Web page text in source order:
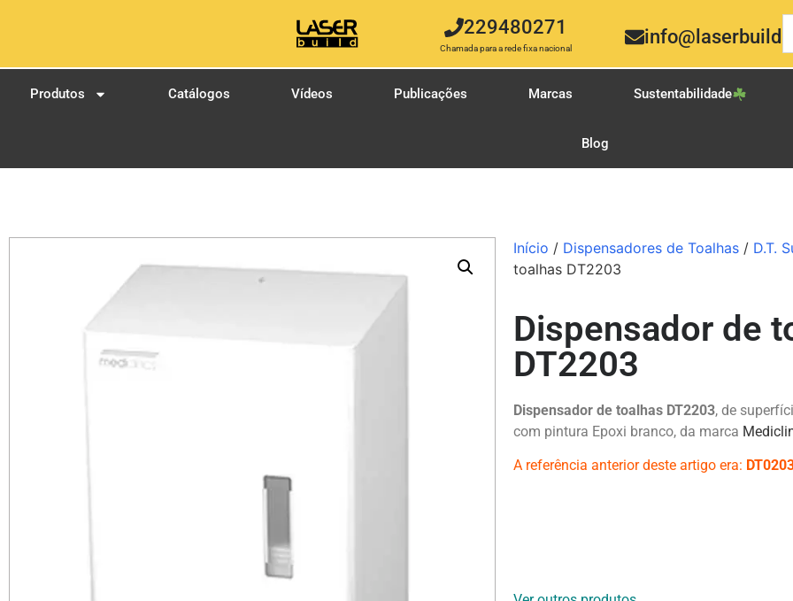
229480271
Chamada para a rede fixa nacional
Produtos Catálogos Vídeos Publicações Marcas Sustentabilidade
Blog
Início / Dispensadores de Toalhas / D.T.
toalhas DT2203
Dispensador de
DT2203
Dispensador de toalhas DT2203, de
com pintura Epoxi branco, da marca
A referência anterior deste artigo era: